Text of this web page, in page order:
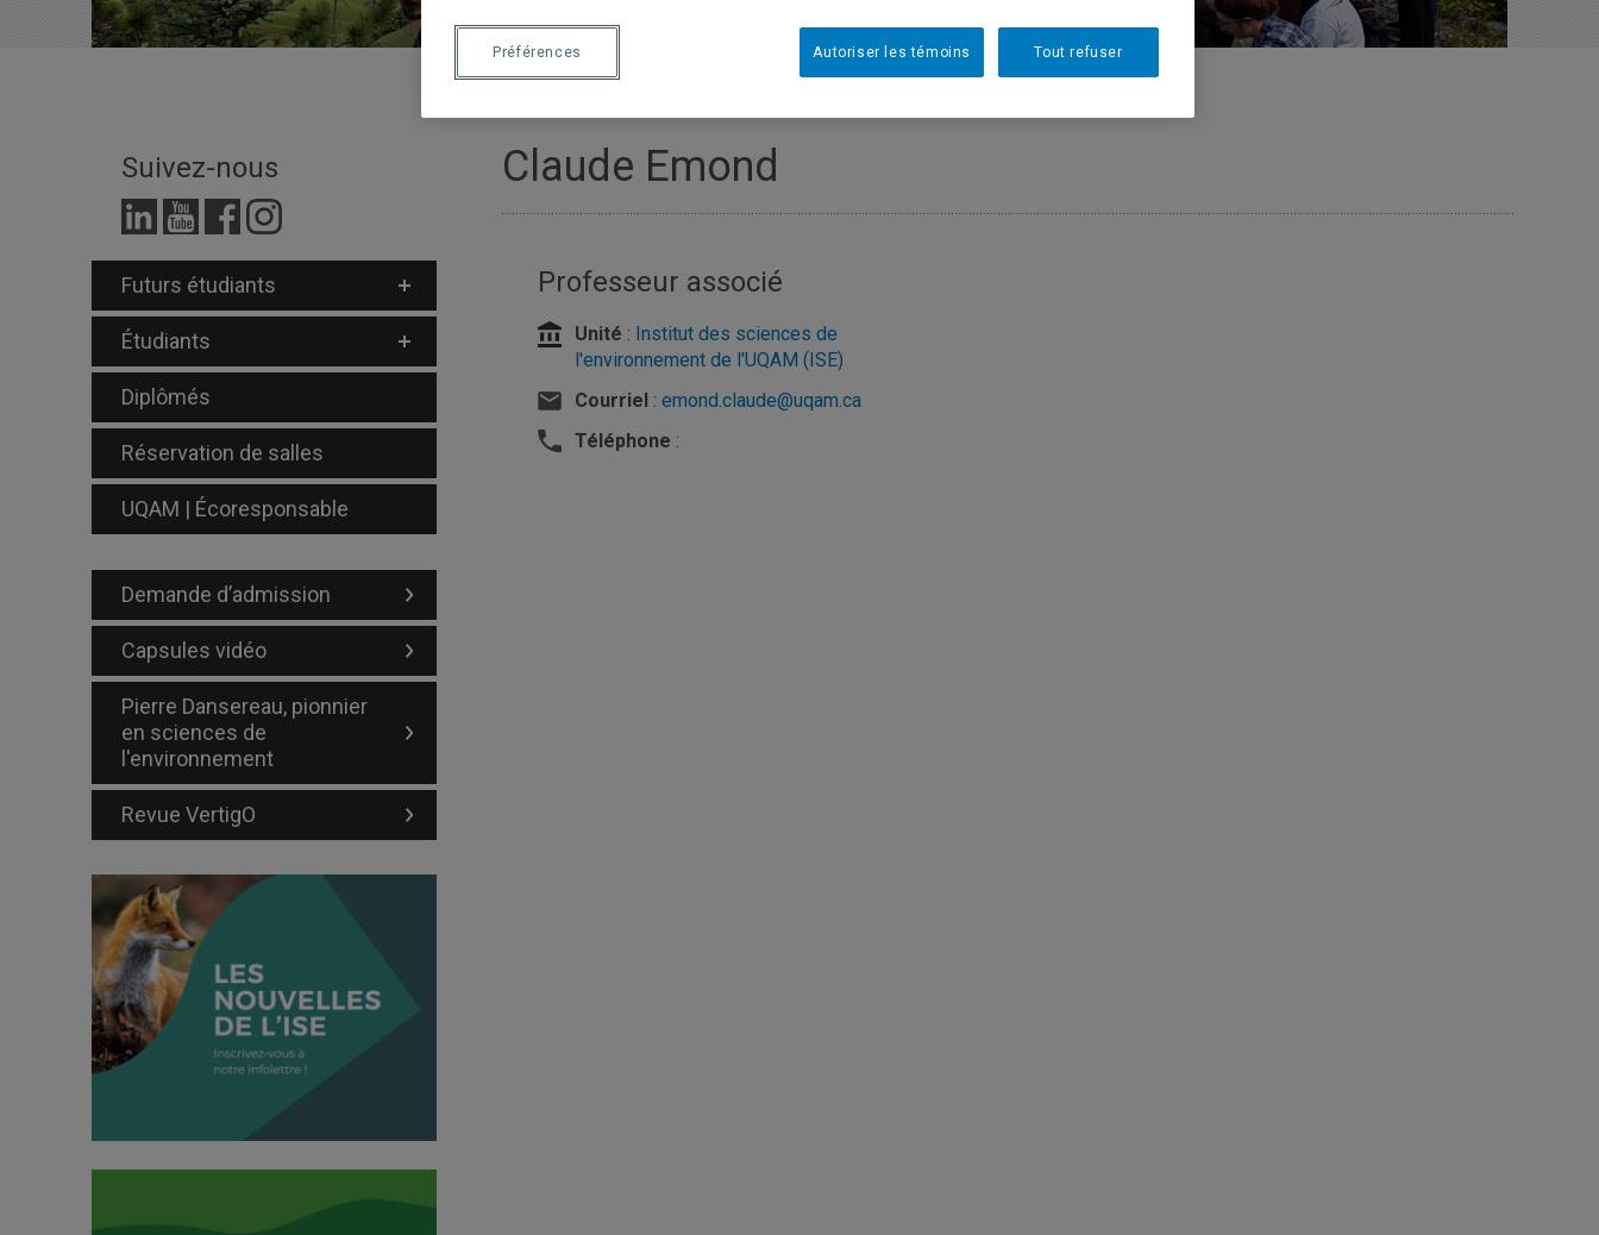
Suivez-nous
Futurs étudiants
Étudiants
Diplômés
Réservation de salles
UQAM | Écoresponsable
Demande d’admission
Capsules vidéo
Pierre Dansereau, pionnier
en sciences de
l'environnement
Revue VertigO
Claude Emond
Professeur associé
Unité : Institut des sciences de
l'environnement de l'UQAM (ISE)
Courriel : emond.claude@uqam.ca
Téléphone :
Tout refuser
Autoriser les témoins
Préférences